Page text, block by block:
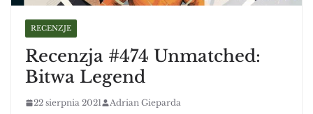
RECENZJE
Recenzja #474 Unmatched:
Bitwa Legend
22 sierpnia 2021 Adrian Gieparda